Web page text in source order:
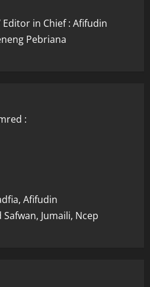
in Chief : Afifudin
Pebriana
:
Afifudin
Jumaili, Ncep